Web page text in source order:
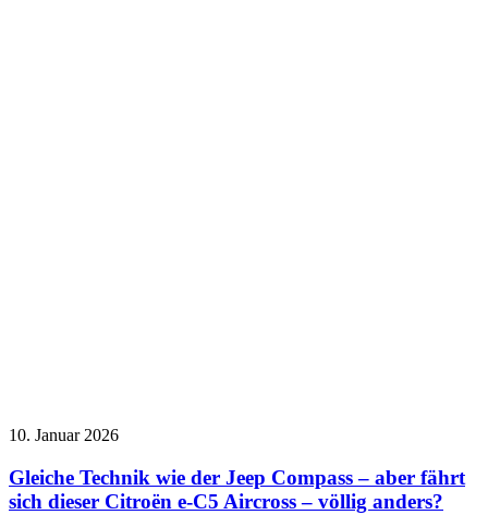
10. Januar 2026
Gleiche Technik wie der Jeep Compass – aber fährt
sich dieser Citroën e-C5 Aircross – völlig anders?